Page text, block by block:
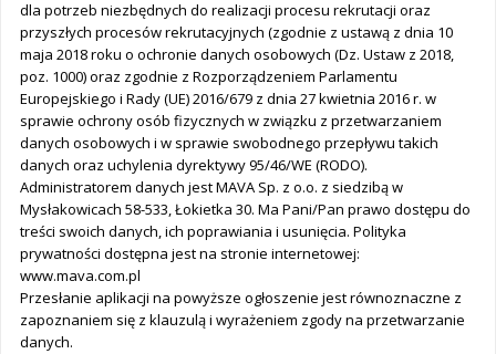
dla potrzeb niezbędnych do realizacji procesu rekrutacji oraz
przyszłych procesów rekrutacyjnych (zgodnie z ustawą z dnia 10
maja 2018 roku o ochronie danych osobowych (Dz. Ustaw z 2018,
poz. 1000) oraz zgodnie z Rozporządzeniem Parlamentu
Europejskiego i Rady (UE) 2016/679 z dnia 27 kwietnia 2016 r. w
sprawie ochrony osób fizycznych w związku z przetwarzaniem
danych osobowych i w sprawie swobodnego przepływu takich
danych oraz uchylenia dyrektywy 95/46/WE (RODO).
Administratorem danych jest MAVA Sp. z o.o. z siedzibą w
Mysłakowicach 58-533, Łokietka 30. Ma Pani/Pan prawo dostępu do
treści swoich danych, ich poprawiania i usunięcia. Polityka
prywatności dostępna jest na stronie internetowej:
www.mava.com.pl
Przesłanie aplikacji na powyższe ogłoszenie jest równoznaczne z
zapoznaniem się z klauzulą i wyrażeniem zgody na przetwarzanie
danych.